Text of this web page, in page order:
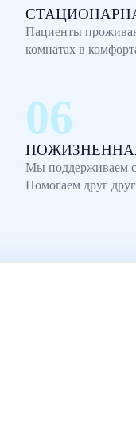
Пациенты
комнатах в
Мы поддерживаем
Помогаем друг